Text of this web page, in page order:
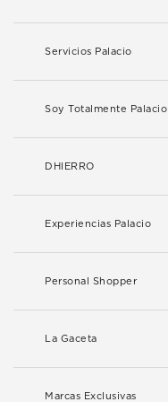
Servicios Palacio
Soy Totalmente Palacio
DHIERRO
Experiencias Palacio
Personal Shopper
La Gaceta
Marcas Exclusivas